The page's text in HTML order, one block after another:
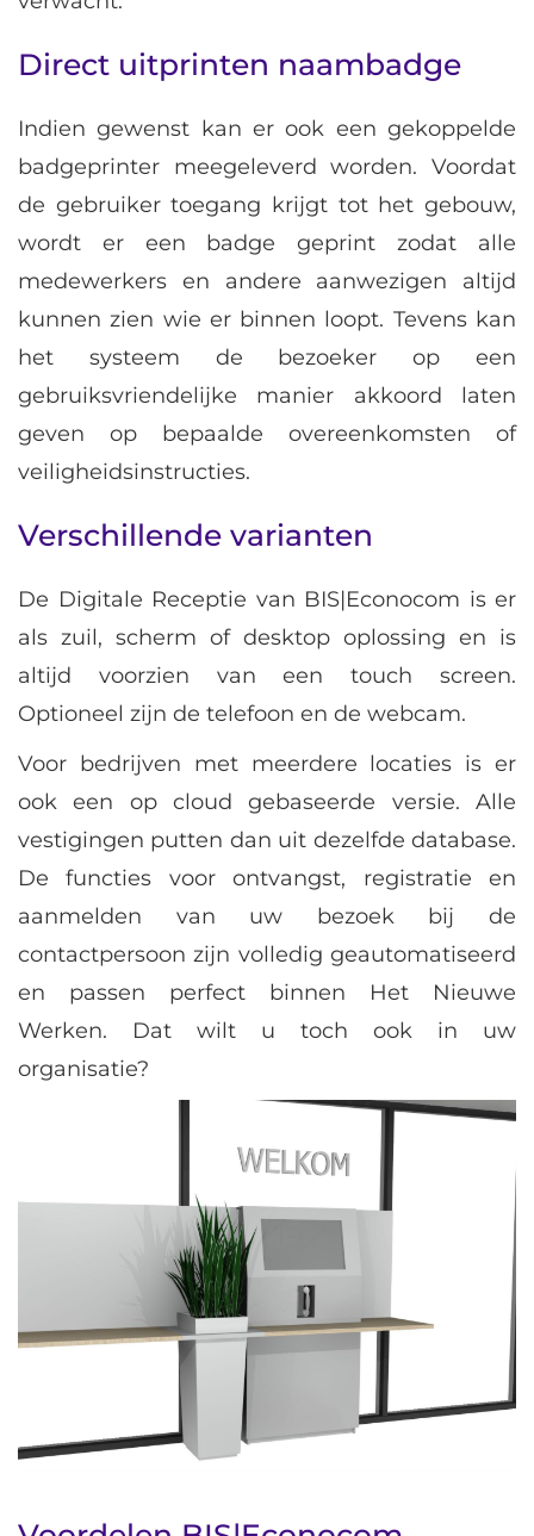
Direct uitprinten naambadge
Indien gewenst kan er ook een gekoppelde
badgeprinter meegeleverd worden. Voordat
de gebruiker toegang krijgt tot het gebouw,
wordt er een badge geprint zodat alle
medewerkers en andere aanwezigen altijd
kunnen zien wie er binnen loopt. Tevens kan
het systeem de bezoeker op een
gebruiksvriendelijke manier akkoord laten
geven op bepaalde overeenkomsten of
veiligheidsinstructies.
Verschillende varianten
De Digitale Receptie van BIS|Econocom is er
als zuil, scherm of desktop oplossing en is
altijd voorzien van een touch screen.
Optioneel zijn de telefoon en de webcam.
Voor bedrijven met meerdere locaties is er
ook een op cloud gebaseerde versie. Alle
vestigingen putten dan uit dezelfde database.
De functies voor ontvangst, registratie en
aanmelden van uw bezoek bij de
contactpersoon zijn volledig geautomatiseerd
en passen perfect binnen Het Nieuwe
Werken. Dat wilt u toch ook in uw
organisatie?